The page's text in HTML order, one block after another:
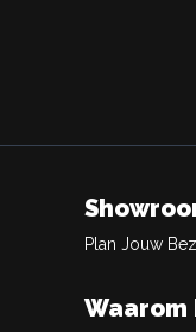
Plan Jouw
Waarom